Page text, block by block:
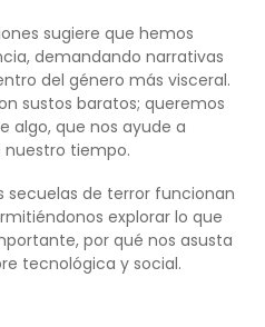
sugiere que hemos
demandando narrativas
del género más visceral.
sustos baratos; queremos
algo, que nos ayude a
nuestro tiempo.
secuelas de terror funcionan
explorar lo que
por qué nos asusta
tecnológica y social.